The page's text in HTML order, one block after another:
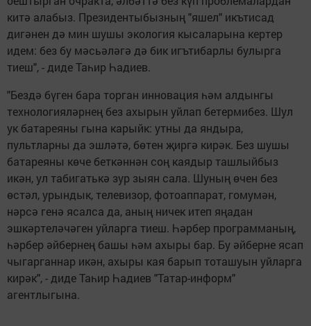
китә алабыз. Президентыбызның "яшел" икътисад
дигәнен дә мин шушы экология кысаларына кертер
идем: без бу мәсьәләгә дә бик игътибарлы булырга
тиеш", - диде Таһир Һадиев.
"Бездә бүген бара торган инновация һәм алдынгы
технологияләрнең без ахырын уйлап бетермибез. Шул
ук батареяны гына карыйк: утны да яндыра,
пультларны да эшләтә, бөтен җиргә кирәк. Без шушы
батареяны көче беткәннән соң каядыр ташлыйбыз
икән, ул табигатькә зур зыян сала. Шуның өчен без
өстәл, урындык, телевизор, фотоаппарат, гомумән,
нәрсә генә ясалса да, аның ничек итеп яңадан
эшкәртеләчәген уйларга тиеш. Һәрбер программаның,
һәрбер әйбернең башы һәм ахыры бар. Бу әйберне ясап
чыгарганнар икән, ахыры кая барып тоташуын уйларга
кирәк", - диде Таһир Һадиев "Татар-информ"
агентлыгына.